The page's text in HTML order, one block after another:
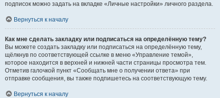
подписок можно задать на вкладке «Личные настройки» личного раздела.
Вернуться к началу
Как мне сделать закладку или подписаться на определённую тему?
Вы можете создать закладку или подписаться на определённую тему,
щёлкнув по соответствующей ссылке в меню «Управление темой»,
которое находится в верхней и нижней части страницы просмотра тем.
Отметив галочкой пункт «Сообщать мне о получении ответа» при
отправке сообщения, вы также подпишетесь на соответствующую тему.
Вернуться к началу